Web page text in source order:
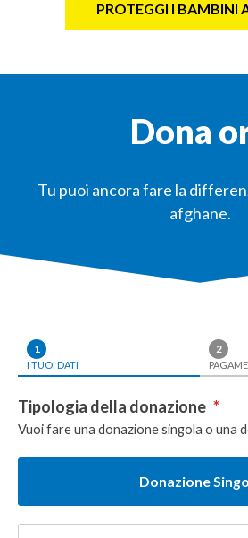
PROTEGGI I BAMBINI
Dona
Tu puoi ancora fare la
afghane.
1
I TUOI DATI
2
Tipologia della donazione *
Vuoi fare una donazione singola o una
Donazione